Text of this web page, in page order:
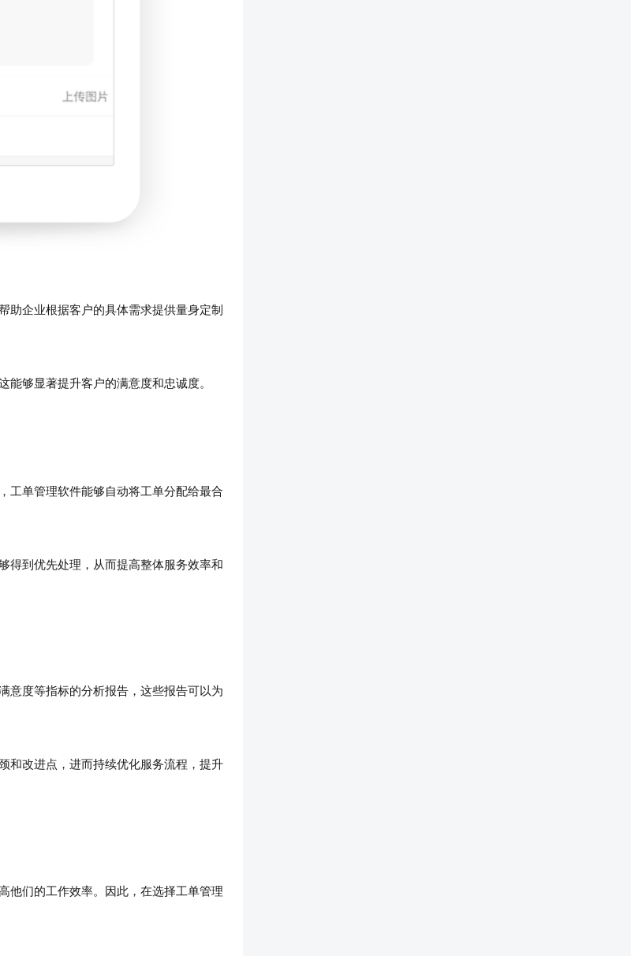
助企业根据客户的具体需求提供量身定制
够显著提升客户的满意度和忠诚度。
工单管理软件能够自动将工单分配给最合
得到优先处理，从而提高整体服务效率和
意度等指标的分析报告，这些报告可以为
和改进点，进而持续优化服务流程，提升
他们的工作效率。因此，在选择工单管理